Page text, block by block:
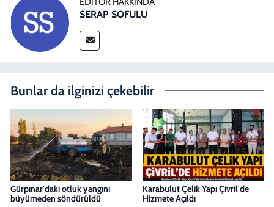
SERAP SOFULU
Bunlar da ilginizi çekebilir
Gürpınar'daki otluk yangını
büyümeden söndürüldü
Karabulut Çelik Yapı Çivril'de
Hizmete Açıldı